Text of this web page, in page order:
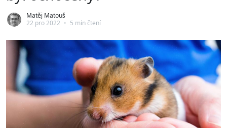
Matěj Matouš
22 pro 2022 • 5 min čtení